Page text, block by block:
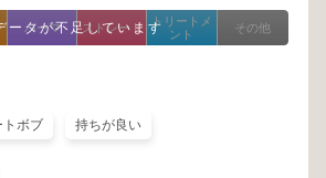
ータが不足しています
パーマ ストレート
トリートメ
ント
その他
トボブ 持ちが良い